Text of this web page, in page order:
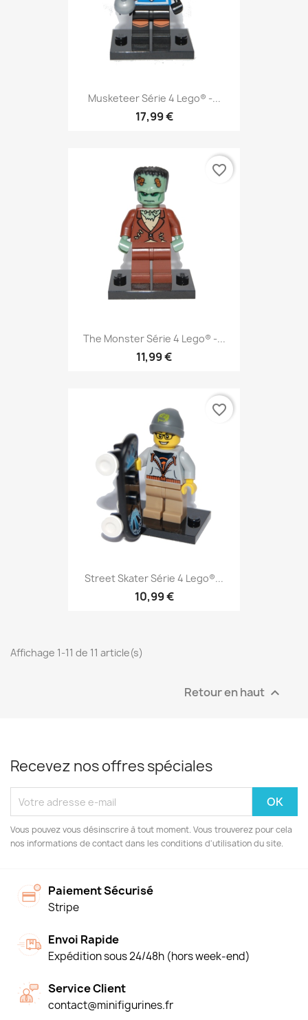
Musketeer Série 4 Lego® -...
17,99 €
The Monster Série 4 Lego® -...
11,99 €
favorite_border
Street Skater Série 4 Lego®...
10,99 €
favorite_border
Affichage 1-11 de 11 article(s)
Retour en haut 
Recevez nos offres spéciales
Vous pouvez vous désinscrire à tout moment. Vous trouverez pour cela
nos informations de contact dans les conditions d'utilisation du site.
Paiement Sécurisé
Stripe
Envoi Rapide
Expédition sous 24/48h (hors week-end)
Service Client
contact@minifigurines.fr